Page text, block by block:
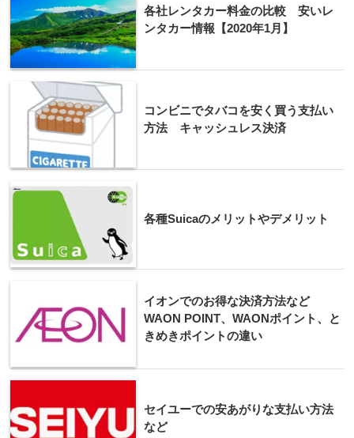
各社レンタカー料金の比較 安いレ
ンタカー情報【2020年1月】
コンビニでタバコを安く買う支払い
方法 キャッシュレス決済
各種Suicaのメリットやデメリット
イオンでのお得な決済方法など
WAON POINT、WAONポイント、と
きめきポイントの違い
セイユーでの安あがりな支払い方法
など